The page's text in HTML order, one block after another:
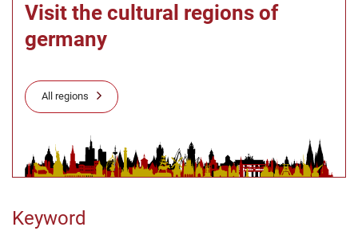
Visit the cultural regions of
germany
All regions
Keyword